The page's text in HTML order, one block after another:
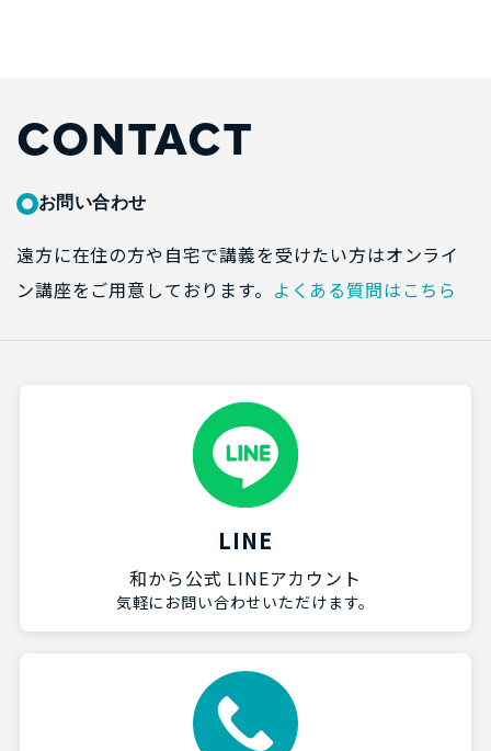
CONTACT
お問い合わせ
遠方に在住の方や自宅で講義を受けたい方はオンライ
ン講座をご用意しております。 よくある質問はこちら
LINE
和から公式 LINEアカウント
気軽にお問い合わせいただけます。